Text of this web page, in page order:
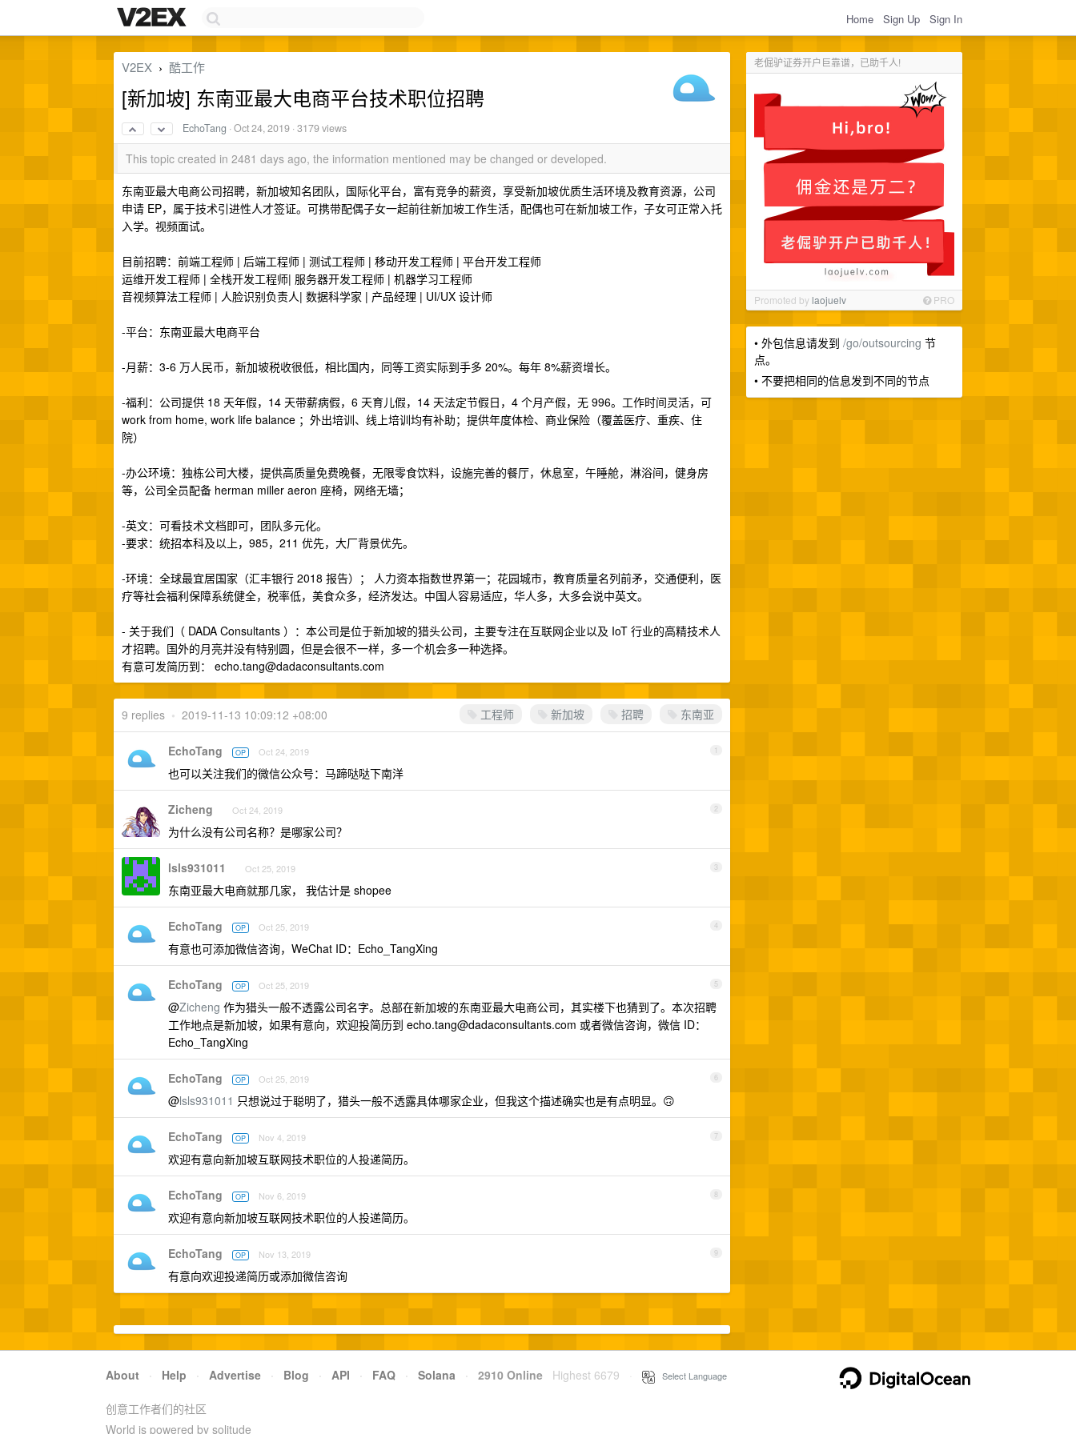
Home Sign Up Sign In
老倔驴证券开户巨靠谱，已助千人!
Promoted bylaojuelv PRO
• 外包信息请发到 /go/outsourcing 节
点。
• 不要把相同的信息发到不同的节点
V2EX › 酷工作
[新加坡] 东南亚最大电商平台技术职位招聘
EchoTang ·Oct 24, 2019 · 3179 views
This topic created in 2481 days ago, the information mentioned may be changed or developed.
东南亚最大电商公司招聘，新加坡知名团队，国际化平台，富有竞争的薪资，享受新加坡优质生活环境及教育资源，公司
申请 EP，属于技术引进性人才签证。可携带配偶子女一起前往新加坡工作生活，配偶也可在新加坡工作，子女可正常入托
入学。视频面试。
目前招聘：前端工程师 | 后端工程师 | 测试工程师 | 移动开发工程师 | 平台开发工程师
运维开发工程师 | 全栈开发工程师| 服务器开发工程师 | 机器学习工程师
音视频算法工程师 | 人脸识别负责人| 数据科学家 | 产品经理 | UI/UX 设计师
-平台：东南亚最大电商平台
-月薪：3-6 万人民币，新加坡税收很低，相比国内，同等工资实际到手多 20%。每年 8%薪资增长。
-福利：公司提供 18 天年假，14 天带薪病假，6 天育儿假，14 天法定节假日，4 个月产假，无 996。工作时间灵活，可
work from home, work life balance ；外出培训、线上培训均有补助；提供年度体检、商业保险（覆盖医疗、重疾、住
院）
-办公环境：独栋公司大楼，提供高质量免费晚餐，无限零食饮料，设施完善的餐厅，休息室，午睡舱，淋浴间，健身房
等，公司全员配备 herman miller aeron 座椅，网络无墙；
-英文：可看技术文档即可，团队多元化。
-要求：统招本科及以上，985，211 优先，大厂背景优先。
-环境：全球最宜居国家（汇丰银行 2018 报告）； 人力资本指数世界第一；花园城市，教育质量名列前矛，交通便利，医
疗等社会福利保障系统健全，税率低，美食众多，经济发达。中国人容易适应，华人多，大多会说中英文。
- 关于我们（ DADA Consultants ）：本公司是位于新加坡的猎头公司，主要专注在互联网企业以及 IoT 行业的高精技术人
才招聘。国外的月亮并没有特别圆，但是会很不一样，多一个机会多一种选择。
有意可发简历到： echo.tang@dadaconsultants.com
工程师 新加坡 招聘 东南亚
9 replies • 2019-11-13 10:09:12 +08:00
1
EchoTang OP Oct 24, 2019
也可以关注我们的微信公众号：马蹄哒哒下南洋
2
Zicheng Oct 24, 2019
为什么没有公司名称？是哪家公司？
3
lsls931011 Oct 25, 2019
东南亚最大电商就那几家， 我估计是 shopee
4
EchoTang OP Oct 25, 2019
有意也可添加微信咨询，WeChat ID：Echo_TangXing
5
EchoTang OP Oct 25, 2019
@Zicheng 作为猎头一般不透露公司名字。总部在新加坡的东南亚最大电商公司，其实楼下也猜到了。本次招聘
工作地点是新加坡，如果有意向，欢迎投简历到 echo.tang@dadaconsultants.com 或者微信咨询，微信 ID：
Echo_TangXing
6
EchoTang OP Oct 25, 2019
@lsls931011 只想说过于聪明了，猎头一般不透露具体哪家企业，但我这个描述确实也是有点明显。🙃
7
EchoTang OP Nov 4, 2019
欢迎有意向新加坡互联网技术职位的人投递简历。
8
EchoTang OP Nov 6, 2019
欢迎有意向新加坡互联网技术职位的人投递简历。
9
EchoTang OP Nov 13, 2019
有意向欢迎投递简历或添加微信咨询
About · Help · Advertise · Blog · API · FAQ · Solana · 2910 Online Highest 6679 Select Language
创意工作者们的社区
World is powered by solitude